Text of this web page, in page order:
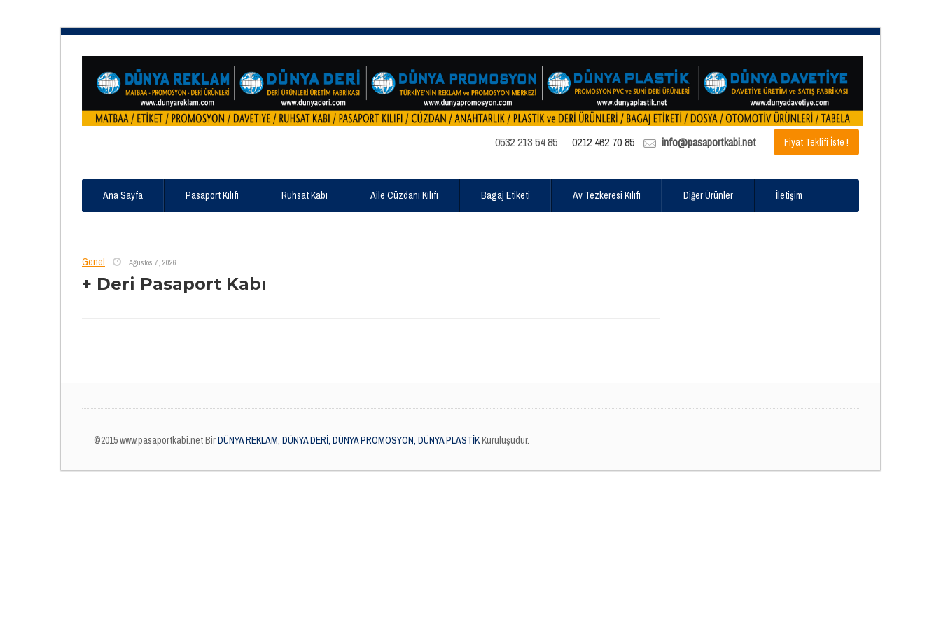
0532 213 54 85 0212 462 70 85 info@pasaportkabi.net Fiyat Teklifi İste !
Ana Sayfa Pasaport Kılıfı Ruhsat Kabı Aile Cüzdanı Kılıfı Bagaj Etiketi Av Tezkeresi Kılıfı Diğer Ürünler İletişim
Genel Ağustos 7, 2026
+ Deri Pasaport Kabı
©2015 www.pasaportkabi.net BirDÜNYA REKLAM, DÜNYA DERİ, DÜNYA PROMOSYON, DÜNYA PLASTİKKuruluşudur.